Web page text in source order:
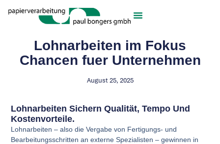
Lohnarbeiten im Fokus
Chancen fuer Unternehmen
August 25, 2025
Lohnarbeiten Sichern Qualität, Tempo Und
Kostenvorteile.
Lohnarbeiten – also die Vergabe von Fertigungs- und
Bearbeitungsschritten an externe Spezialisten – gewinnen in